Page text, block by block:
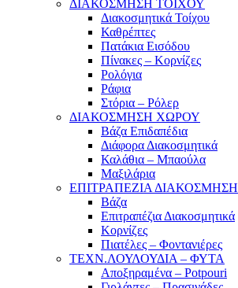
ΔΙΑΚΟΣΜΗΣΗ ΤΟΙΧΟΥ
Διακοσμητικά Τοίχου
Καθρέπτες
Πατάκια Εισόδου
Πίνακες – Κορνίζες
Ρολόγια
Ράφια
Στόρια – Ρόλερ
ΔΙΑΚΟΣΜΗΣΗ ΧΩΡΟΥ
Βάζα Επιδαπέδια
Διάφορα Διακοσμητικά
Καλάθια – Μπαούλα
Μαξιλάρια
ΕΠΙΤΡΑΠΕΖΙΑ ΔΙΑΚΟΣΜΗΣΗ
Βάζα
Επιτραπέζια Διακοσμητικά
Κορνίζες
Πιατέλες – Φοντανιέρες
ΤΕΧΝ.ΛΟΥΛΟΥΔΙΑ – ΦΥΤΑ
Αποξηραμένα – Potpouri